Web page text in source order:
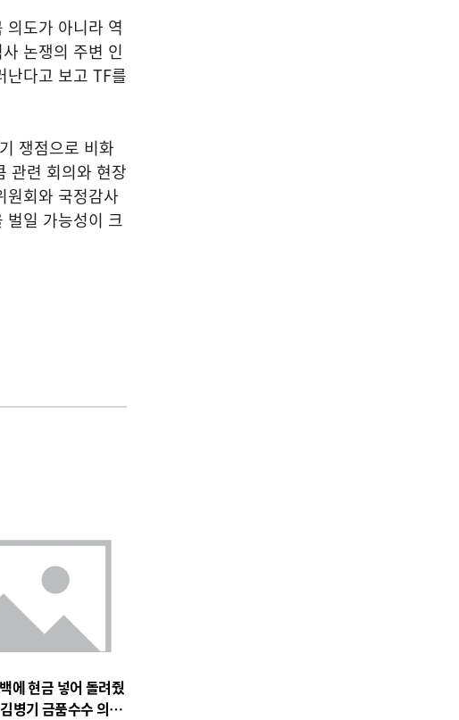
도가 아니라 역
논쟁의 주변 인
난다고 보고 TF를
쟁점으로 비화
관련 회의와 현장
원회와 국정감사
벌일 가능성이 크
에 현금 넣어 돌려줬
병기 금품수수 의혹